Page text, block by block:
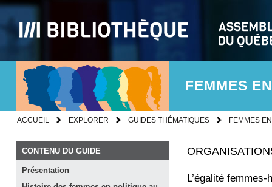
FEMMES
ACCUEIL EXPLORER GUIDES THÉMATIQUES FEMMES
CONTENU DU GUIDE
Présentation
L’égalité